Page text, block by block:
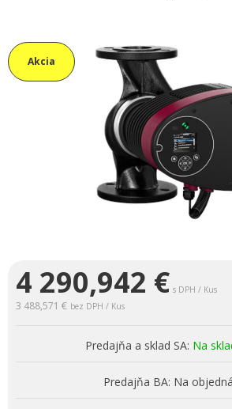
Akcia
4 290,942 € s DPH / Kus
3 488,571 € bez DPH / Kus
Predajňa a sklad SA: Na
Predajňa BA: Na